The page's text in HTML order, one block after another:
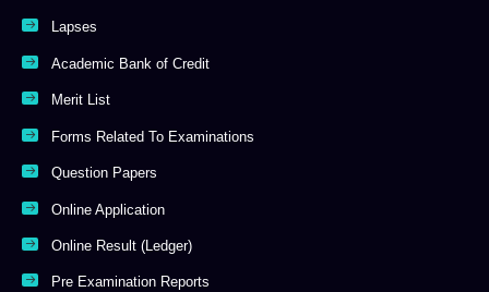
Lapses
Academic Bank of Credit
Merit List
Forms Related To Examinations
Question Papers
Online Application
Online Result (Ledger)
Pre Examination Reports